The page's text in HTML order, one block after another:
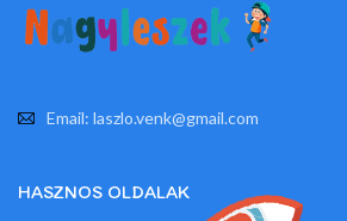
Email: laszlo.venk@gmail.com
HASZNOS OLDALAK